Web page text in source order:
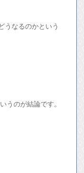
うなるのかという
うのが結論です。